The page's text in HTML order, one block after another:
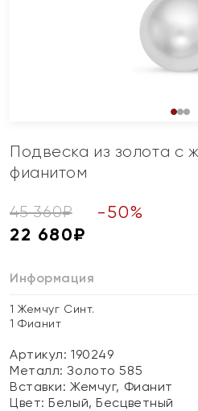
Подвеска из золота с
фианитом
45 360₽ -50%
22 680₽
Информация
1 Жемчуг Синт.
1 Фианит
Артикул: 190249
Металл:Золото 585
Вставки:Жемчуг, Фианит
Цвет:Белый, Бесцветный